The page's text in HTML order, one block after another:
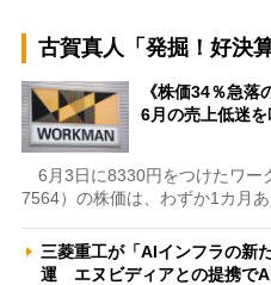
古賀真人「発掘！好決算
《株価34％急落
6月の売上低迷
6月3日に8330円をつけたワー
7564）の株価は、わずか1カ月
三菱重工が「AIインフラの新
運 エヌビディアとの提携で